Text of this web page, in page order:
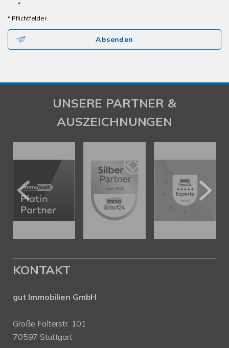
*
* Pflichtfelder
Absenden
UNSERE PARTNER &
AUSZEICHNUNGEN
KONTAKT
gut Immobilien GmbH
Große Falterstr. 101
70597 Stuttgart